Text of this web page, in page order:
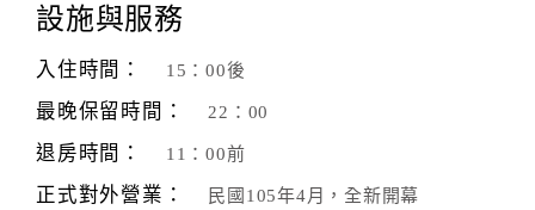
伴
計
品
設施與服務
入住時間： 15：00後
最晚保留時間： 22：00
退房時間： 11：00前
正式對外營業： 民國105年4月，全新開幕